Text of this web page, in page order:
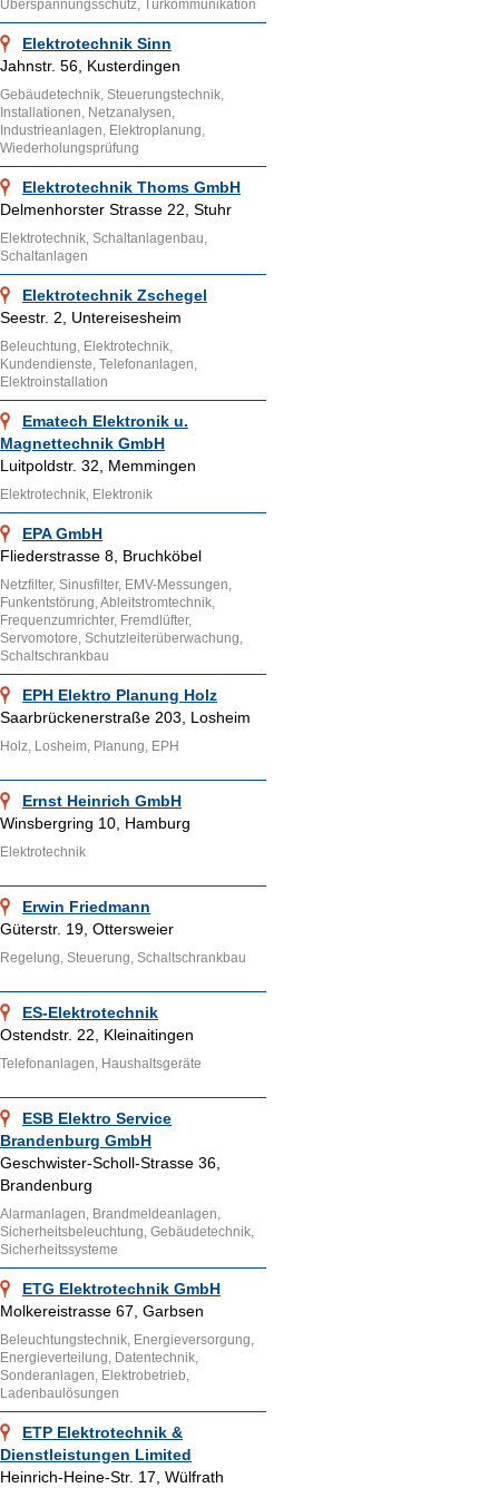
Überspannungsschutz, Türkommunikation
Elektrotechnik Sinn
Jahnstr. 56, Kusterdingen
Gebäudetechnik, Steuerungstechnik,
Installationen, Netzanalysen,
Industrieanlagen, Elektroplanung,
Wiederholungsprüfung
Elektrotechnik Thoms GmbH
Delmenhorster Strasse 22, Stuhr
Elektrotechnik, Schaltanlagenbau,
Schaltanlagen
Elektrotechnik Zschegel
Seestr. 2, Untereisesheim
Beleuchtung, Elektrotechnik,
Kundendienste, Telefonanlagen,
Elektroinstallation
Ematech Elektronik u.
Magnettechnik GmbH
Luitpoldstr. 32, Memmingen
Elektrotechnik, Elektronik
EPA GmbH
Fliederstrasse 8, Bruchköbel
Netzfilter, Sinusfilter, EMV-Messungen,
Funkentstörung, Ableitstromtechnik,
Frequenzumrichter, Fremdlüfter,
Servomotore, Schutzleiterüberwachung,
Schaltschrankbau
EPH Elektro Planung Holz
Saarbrückenerstraße 203, Losheim
Holz, Losheim, Planung, EPH
Ernst Heinrich GmbH
Winsbergring 10, Hamburg
Elektrotechnik
Erwin Friedmann
Güterstr. 19, Ottersweier
Regelung, Steuerung, Schaltschrankbau
ES-Elektrotechnik
Ostendstr. 22, Kleinaitingen
Telefonanlagen, Haushaltsgeräte
ESB Elektro Service
Brandenburg GmbH
Geschwister-Scholl-Strasse 36,
Brandenburg
Alarmanlagen, Brandmeldeanlagen,
Sicherheitsbeleuchtung, Gebäudetechnik,
Sicherheitssysteme
ETG Elektrotechnik GmbH
Molkereistrasse 67, Garbsen
Beleuchtungstechnik, Energieversorgung,
Energieverteilung, Datentechnik,
Sonderanlagen, Elektrobetrieb,
Ladenbaulösungen
ETP Elektrotechnik &
Dienstleistungen Limited
Heinrich-Heine-Str. 17, Wülfrath